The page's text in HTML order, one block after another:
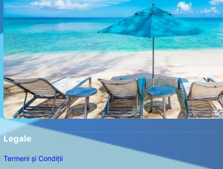
Legale
Termeni și Condiții